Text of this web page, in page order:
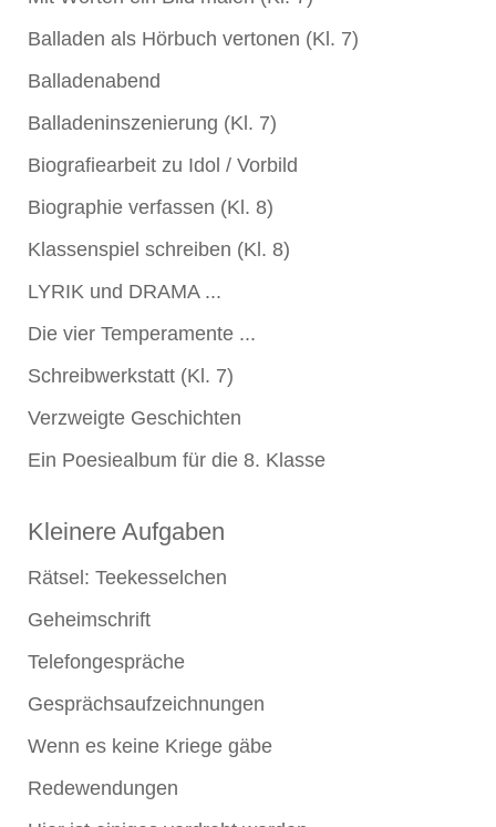
Balladen als Hörbuch vertonen (Kl. 7)
Balladenabend
Balladeninszenierung (Kl. 7)
Biografiearbeit zu Idol / Vorbild
Biographie verfassen (Kl. 8)
Klassenspiel schreiben (Kl. 8)
LYRIK und DRAMA ...
Die vier Temperamente ...
Schreibwerkstatt (Kl. 7)
Verzweigte Geschichten
Ein Poesiealbum für die 8. Klasse
Kleinere Aufgaben
Rätsel: Teekesselchen
Geheimschrift
Telefongespräche
Gesprächsaufzeichnungen
Wenn es keine Kriege gäbe
Redewendungen